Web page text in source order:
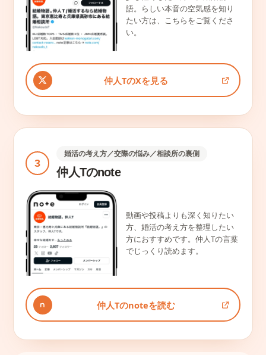
語。らしい本音の空気感を知り
たい方は、こちらをご覧くださ
い。
仲人TのXを見る
3
婚活の考え方／交際の悩み／相談所の裏側
仲人Tのnote
動画や投稿よりも深く知りたい
方、婚活の考え方を整理したい
方におすすめです。仲人Tの言葉
でじっくり読めます。
仲人Tのnoteを読む